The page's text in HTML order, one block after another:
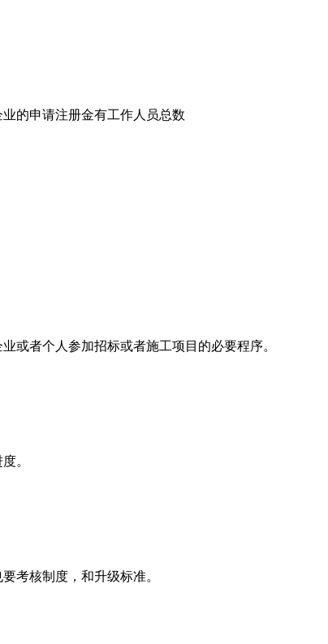
的申请注册金有工作人员总数
或者个人参加招标或者施工项目的必要程序。
。
考核制度，和升级标准。